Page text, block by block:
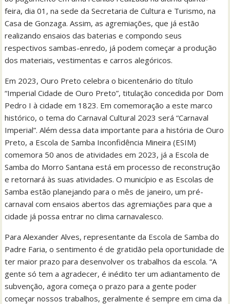
feira, dia 01, na sede da Secretaria de Cultura e Turismo, na
Casa de Gonzaga. Assim, as agremiações, que já estão
realizando ensaios das baterias e compondo seus
respectivos sambas-enredo, já podem começar a produção
dos materiais, vestimentas e carros alegóricos.
Em 2023, Ouro Preto celebra o bicentenário do título
“Imperial Cidade de Ouro Preto”, titulação concedida por Dom
Pedro I à cidade em 1823. Em comemoração a este marco
histórico, o tema do Carnaval Cultural 2023 será “Carnaval
Imperial”. Além dessa data importante para a história de Ouro
Preto, a Escola de Samba Inconfidência Mineira (ESIM)
comemora 50 anos de atividades em 2023, já a Escola de
Samba do Morro Santana está em processo de reconstrução
e retornará às suas atividades. O município e as Escolas de
Samba estão planejando para o mês de janeiro, um pré-
carnaval com ensaios abertos das agremiações para que a
cidade já possa entrar no clima carnavalesco.
Para Alexander Alves, representante da Escola de Samba do
Padre Faria, o sentimento é de gratidão pela oportunidade de
ter maior prazo para desenvolver os trabalhos da escola. “A
gente só tem a agradecer, é inédito ter um adiantamento de
subvenção, agora começa o prazo para a gente poder
começar nossos trabalhos, geralmente é sempre em cima da